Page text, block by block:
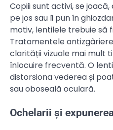
Copiii sunt activi, se
pe jos sau îi pun în
motiv, lentilele trebuie să
Tratamentele
clarității vizuale mai mult
înlocuire frecventă. O
distorsiona vederea și
sau oboseală oculară.
Ochelarii și